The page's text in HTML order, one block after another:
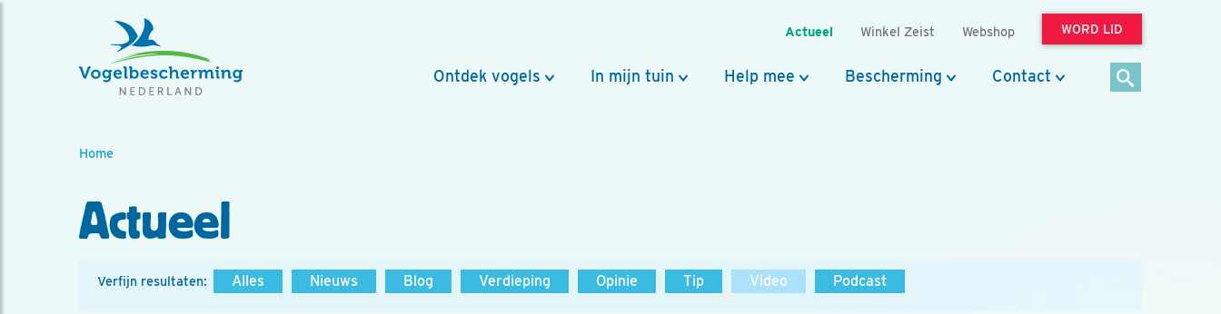
Actueel Winkel Zeist Webshop WORD LID
Ontdek vogels In mijn tuin Help mee Bescherming Contact
Home
Actueel
Verfijn resultaten: Alles Nieuws Blog Verdieping Opinie Tip Video Podcast